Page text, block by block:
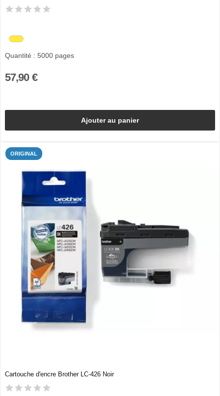
Quantité : 5000 pages
57,90 €
Ajouter au panier
ORIGINAL
Cartouche d'encre Brother LC-426 Noir